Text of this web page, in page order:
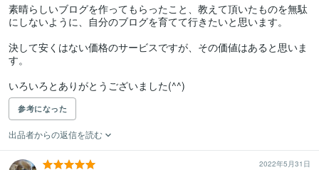
素晴らしいブログを作ってもらったこと、教えて頂いたものを無駄
にしないように、自分のブログを育てて行きたいと思います。
決して安くはない価格のサービスですが、その価値はあると思いま
す。
いろいろとありがとうございました(^^)
参考になった
出品者からの返信を読む
2022年5月31日